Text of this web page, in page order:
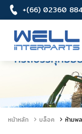
+(66) 02360
หน้าหลัก บล็อค ห้าม